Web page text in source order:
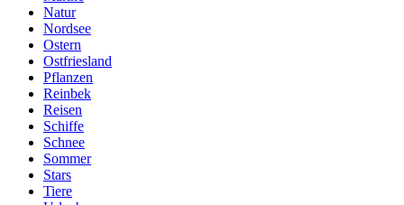
Natur
Nordsee
Ostern
Ostfriesland
Pflanzen
Reinbek
Reisen
Schiffe
Schnee
Sommer
Stars
Tiere